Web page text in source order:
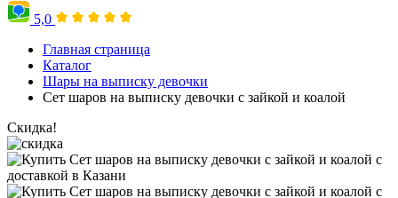
5,0
Главная страница
Каталог
Шары на выписку девочки
Сет шаров на выписку девочки с зайкой и коалой
Скидка!